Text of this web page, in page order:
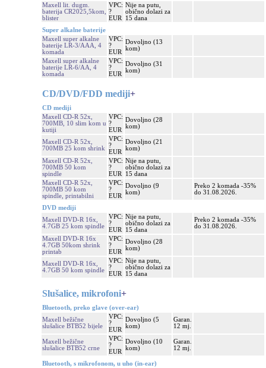
Maxell lit. dugm.
baterija CR2025,5kom,
blister
VPC:
?
EUR
Nije na putu,
obično dolazi za
15 dana
Super alkalne baterije
Maxell super alkalne
baterije LR-3/AAA, 4
komada
VPC:
?
EUR
Dovoljno (13
kom)
Maxell super alkalne
baterije LR-6/AA, 4
komada
VPC:
?
EUR
Dovoljno (31
kom)
CD/DVD/FDD mediji+
CD mediji
Maxell CD-R 52x,
700MB, 10 slim kom u
kutiji
VPC:
?
EUR
Dovoljno (28
kom)
Maxell CD-R 52x,
700MB 25 kom shrink
VPC:
?
EUR
Dovoljno (21
kom)
Maxell CD-R 52x,
700MB 50 kom
spindle
VPC:
?
EUR
Nije na putu,
obično dolazi za
15 dana
Maxell CD-R 52x,
700MB 50 kom
spindle, printabilni
VPC:
?
EUR
Dovoljno (9
kom)
Preko 2 komada -35%
do 31.08.2026.
DVD mediji
Maxell DVD-R 16x,
4.7GB 25 kom spindle
VPC:
?
EUR
Nije na putu,
obično dolazi za
15 dana
Preko 2 komada -35%
do 31.08.2026.
Maxell DVD-R 16x
4.7GB 50kom shrink
printab
VPC:
?
EUR
Dovoljno (28
kom)
Maxell DVD-R 16x,
4.7GB 50 kom spindle
VPC:
?
EUR
Nije na putu,
obično dolazi za
15 dana
Slušalice, mikrofoni+
Bluetooth, preko glave (over-ear)
Maxell bežične
slušalice BTB52 bijele
VPC:
?
EUR
Dovoljno (5
kom)
Garan.
12 mj.
Maxell bežične
slušalice BTB52 crne
VPC:
?
EUR
Dovoljno (10
kom)
Garan.
12 mj.
Bluetooth, s mikrofonom, u uho (in-ear)